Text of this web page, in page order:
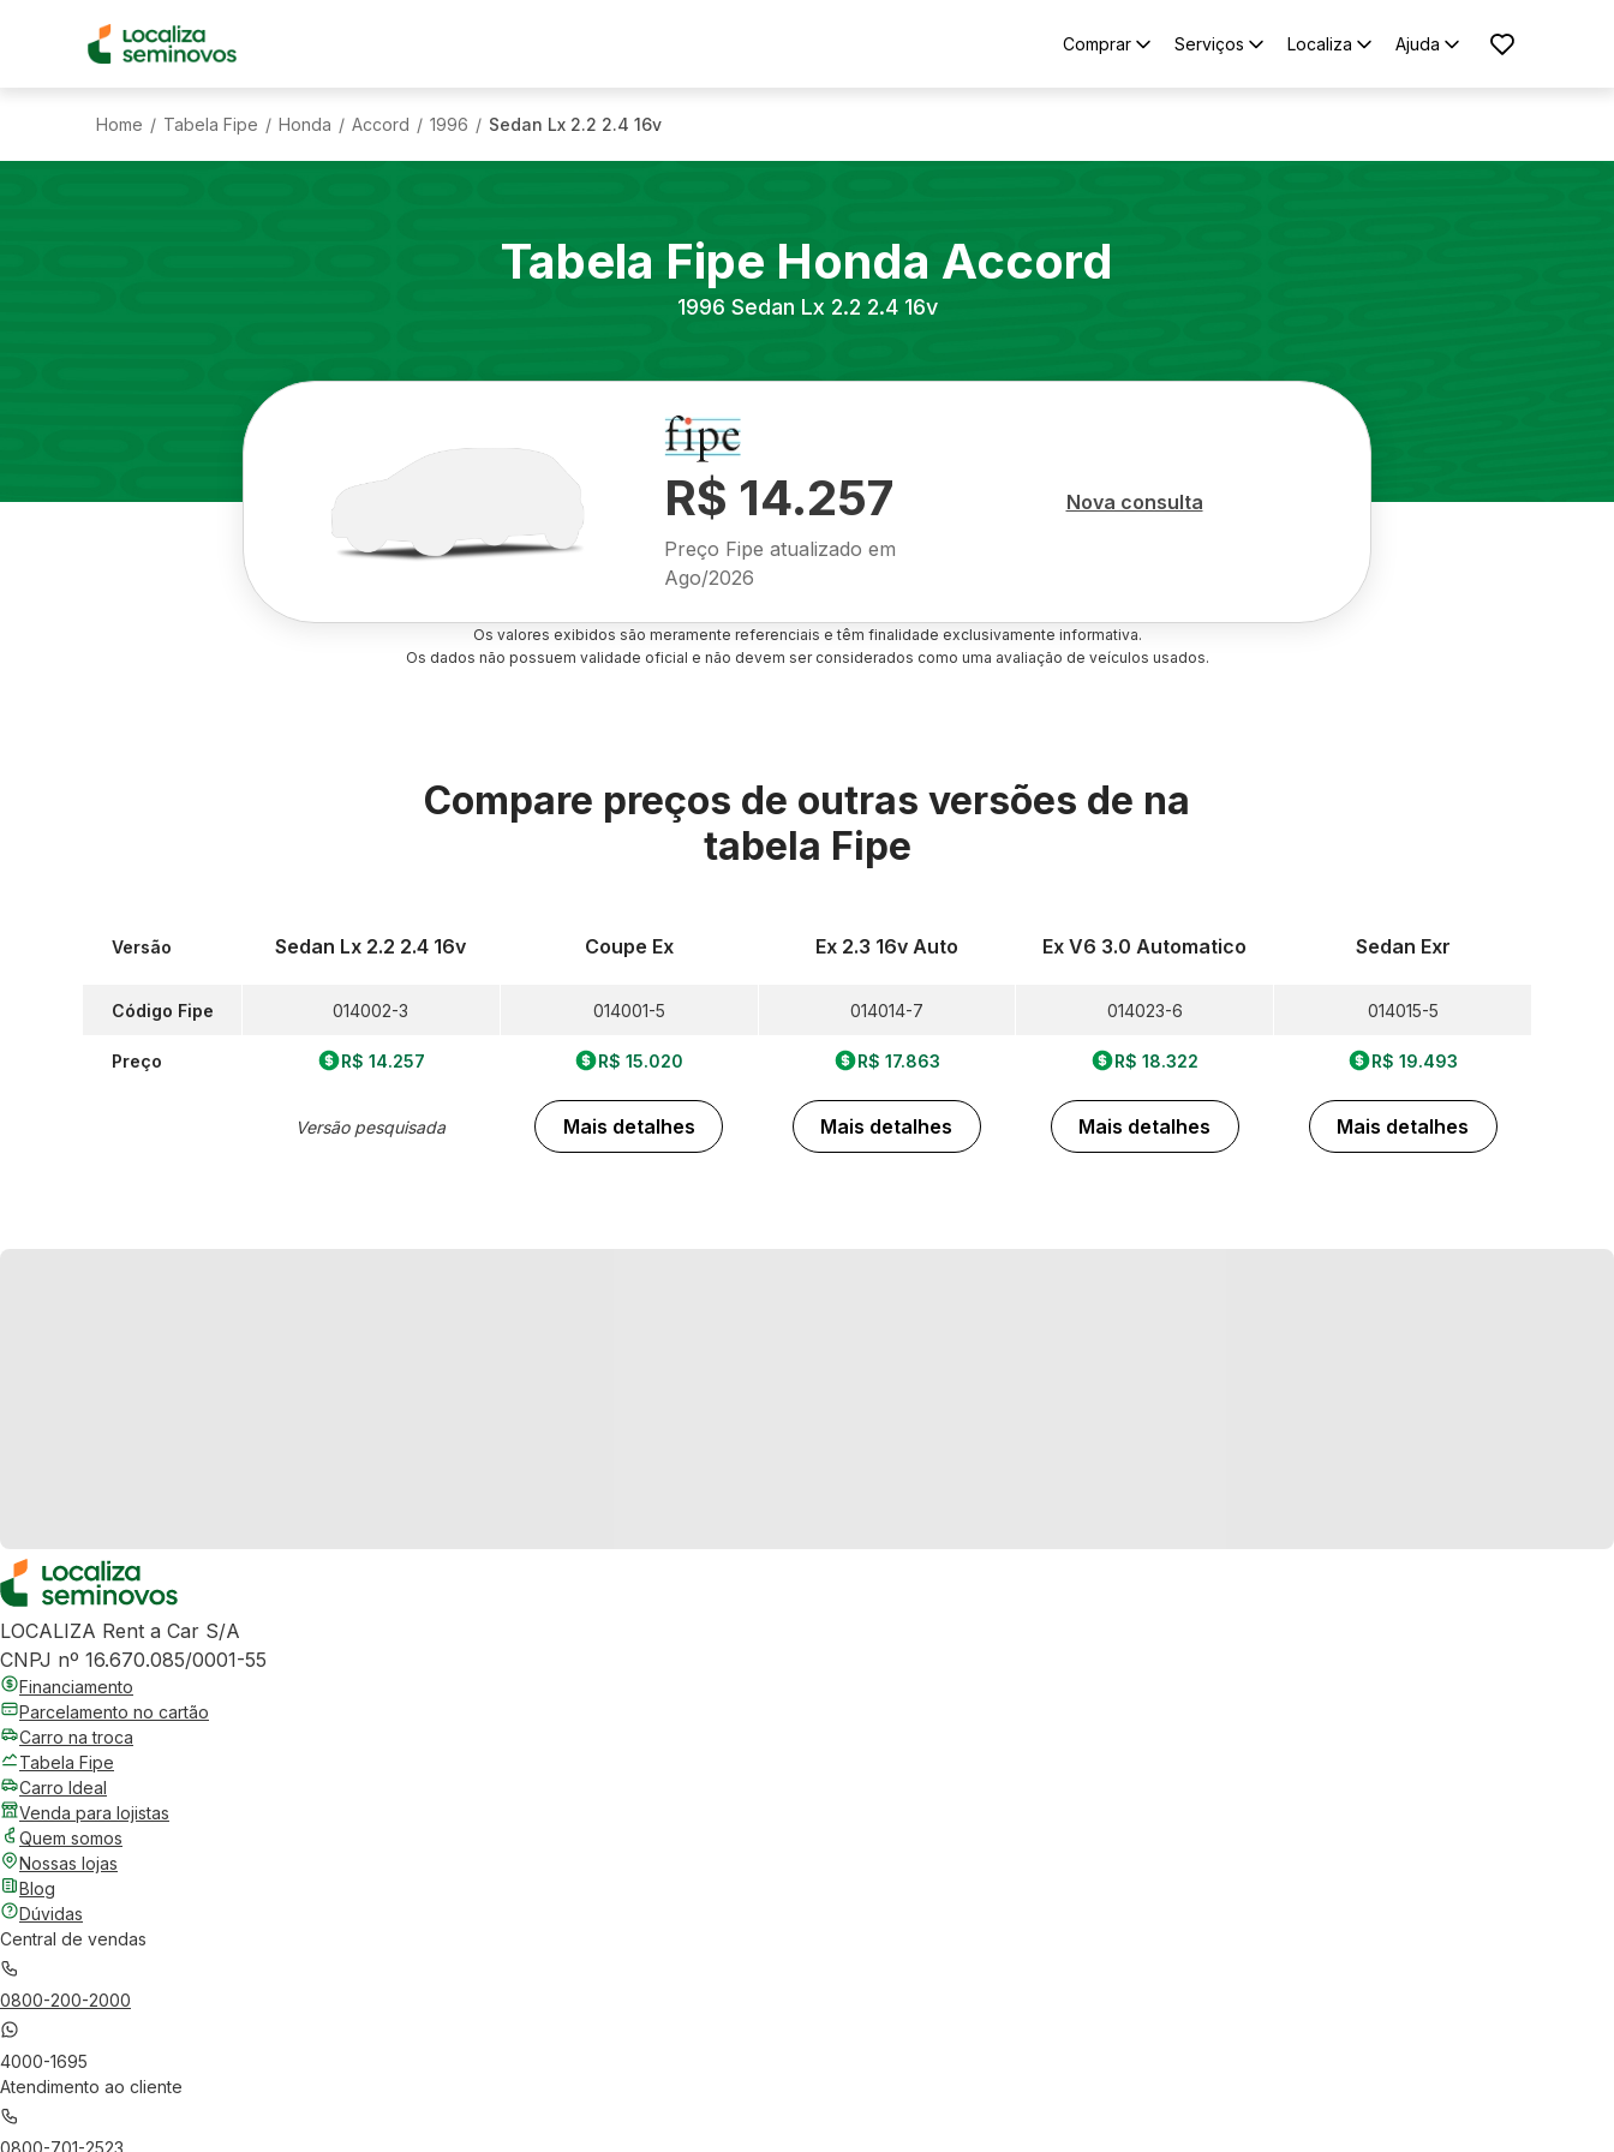
Comprar Serviços Localiza Ajuda
Home / Tabela Fipe / Honda / Accord / 1996 / Sedan Lx 2.2 2.4 16v
Tabela Fipe Honda Accord
1996 Sedan Lx 2.2 2.4 16v
R$ 14.257
Preço Fipe atualizado em
Ago/2026
Nova consulta
Os valores exibidos são meramente referenciais e têm finalidade exclusivamente informativa.
Os dados não possuem validade oficial e não devem ser considerados como uma avaliação de veículos usados.
Compare preços de outras versões de na
tabela Fipe
Versão
Código Fipe
Preço
Sedan Lx 2.2 2.4 16v
014002-3
R$ 14.257
Versão pesquisada
Coupe Ex
014001-5
R$ 15.020
Mais detalhes
Ex 2.3 16v Auto
014014-7
R$ 17.863
Mais detalhes
Ex V6 3.0 Automatico
014023-6
R$ 18.322
Mais detalhes
Sedan Exr
014015-5
R$ 19.493
Mais detalhes
LOCALIZA Rent a Car S/A
CNPJ nº 16.670.085/0001-55
Financiamento
Parcelamento no cartão
Carro na troca
Tabela Fipe
Carro Ideal
Venda para lojistas
Quem somos
Nossas lojas
Blog
Dúvidas
Central de vendas
0800-200-2000
4000-1695
Atendimento ao cliente
0800-701-2523